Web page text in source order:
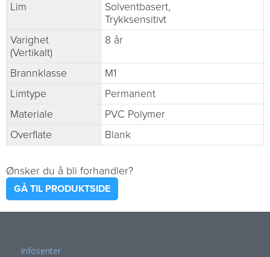
Lim
Solventbasert,
Trykksensitivt
Varighet
(Vertikalt)
8 år
Brannklasse
M1
Limtype
Permanent
Materiale
PVC Polymer
Overflate
Blank
Ønsker du å bli forhandler?
GÅ TIL PRODUKTSIDE
Infosenter